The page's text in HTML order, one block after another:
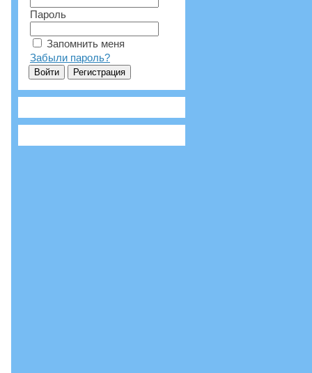
Пароль
Запомнить меня
Забыли пароль?